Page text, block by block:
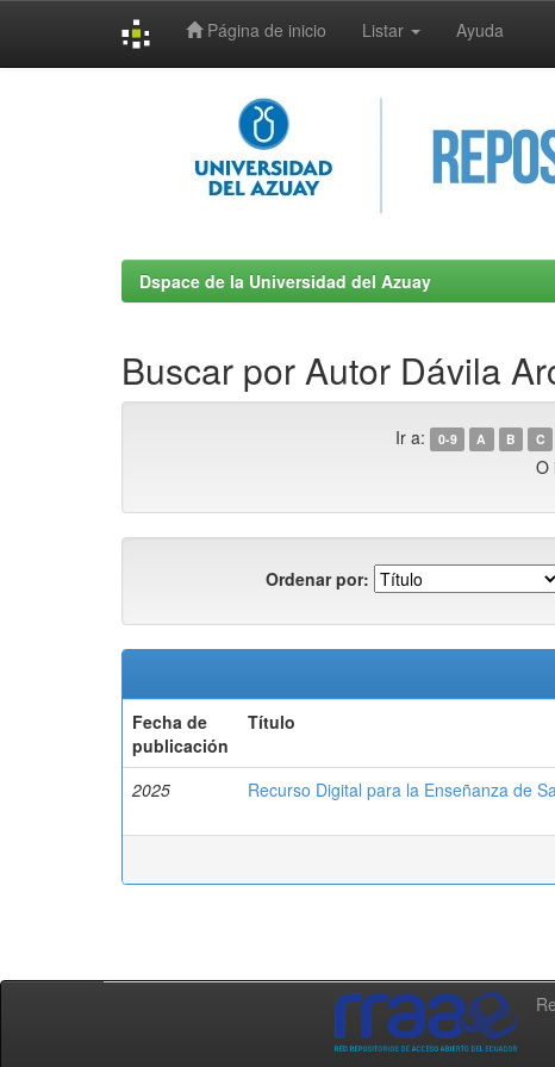
Página de inicio Listar Ayuda
Dspace de la Universidad del Azuay
Buscar por Autor Dávila
Ir a: 0-9 A B C
O
Ordenar por:
Fecha de
publicación
Título
2025 Recurso Digital para la Enseñanza de